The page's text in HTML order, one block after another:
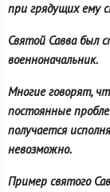
при грядущих ему
Святой Савва был
военноначальник.
Многие говорят,
постоянные
получается
невозможно.
Пример святого